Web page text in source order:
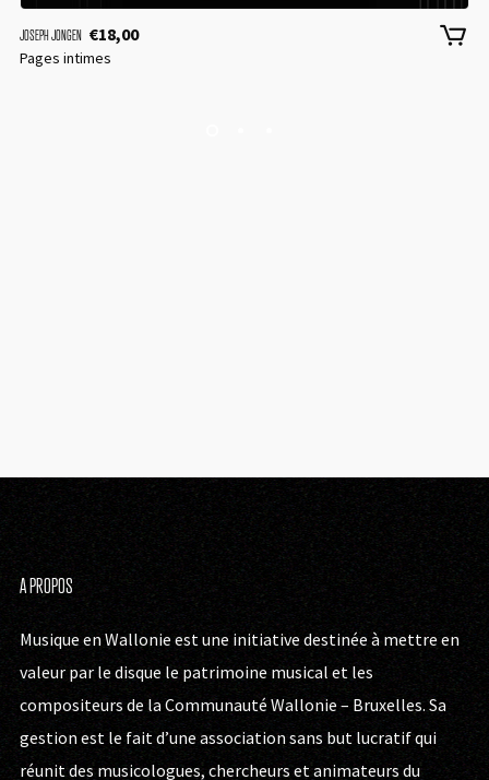
JOSEPH JONGEN €18,00
Pages intimes
A PROPOS
Musique en Wallonie est une initiative destinée à mettre en
valeur par le disque le patrimoine musical et les
compositeurs de la Communauté Wallonie – Bruxelles. Sa
gestion est le fait d’une association sans but lucratif qui
réunit des musicologues, chercheurs et animateurs du